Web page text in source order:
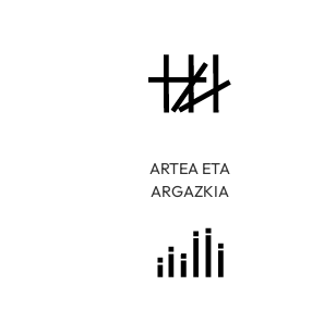
ARTEA ETA
ARGAZKIA